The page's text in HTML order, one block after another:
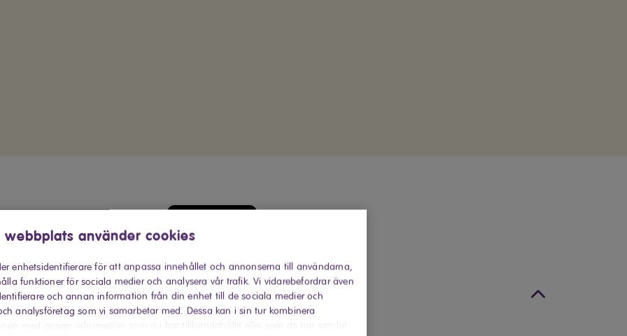
webbplats använder cookies
enhetsidentifierare för att anpassa innehållet och annonserna till användarna,
funktioner för sociala medier och analysera vår trafik. Vi vidarebefordrar även
och annan information från din enhet till de sociala medier och
analysföretag som vi samarbetar med. Dessa kan i sin tur kombinera
Hitta din närmaste Elon-butik
Produktinformation